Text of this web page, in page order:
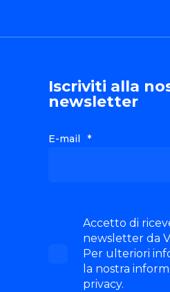
Iscriviti alla
newsletter
E-mail *
Accetto di
newsletter da
Per ulteriori
la nostra
privacy.